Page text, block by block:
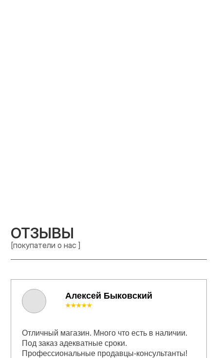
ОТЗЫВЫ
[покупатели о нас ]
Алексей Быковский
★★★★★
Отличный магазин. Много что есть в наличии.
Под заказ адекватные сроки.
Профессиональные продавцы-консультанты!